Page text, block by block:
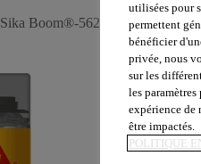
Sika Boom®-562 Foam Fix Plus
utilisées pour
permettent
bénéficier
privée, nous
sur les
les
expérience de
être impactés.
POLITIQUE